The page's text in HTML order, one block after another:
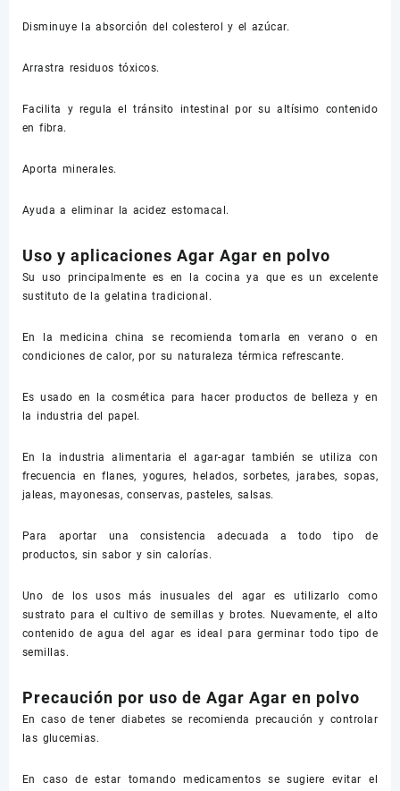
Disminuye la absorción del colesterol y el azúcar.
Arrastra residuos tóxicos.
Facilita y regula el tránsito intestinal por su altísimo contenido
en fibra.
Aporta minerales.
Ayuda a eliminar la acidez estomacal.
Uso y aplicaciones Agar Agar en polvo
Su uso principalmente es en la cocina ya que es un excelente
sustituto de la gelatina tradicional.
En la medicina china se recomienda tomarla en verano o en
condiciones de calor, por su naturaleza térmica refrescante.
Es usado en la cosmética para hacer productos de belleza y en
la industria del papel.
En la industria alimentaria el agar-agar también se utiliza con
frecuencia en flanes, yogures, helados, sorbetes, jarabes, sopas,
jaleas, mayonesas, conservas, pasteles, salsas.
Para aportar una consistencia adecuada a todo tipo de
productos, sin sabor y sin calorías.
Uno de los usos más inusuales del agar es utilizarlo como
sustrato para el cultivo de semillas y brotes. Nuevamente, el alto
contenido de agua del agar es ideal para germinar todo tipo de
semillas.
Precaución por uso de Agar Agar en polvo
En caso de tener diabetes se recomienda precaución y controlar
las glucemias.
En caso de estar tomando medicamentos se sugiere evitar el